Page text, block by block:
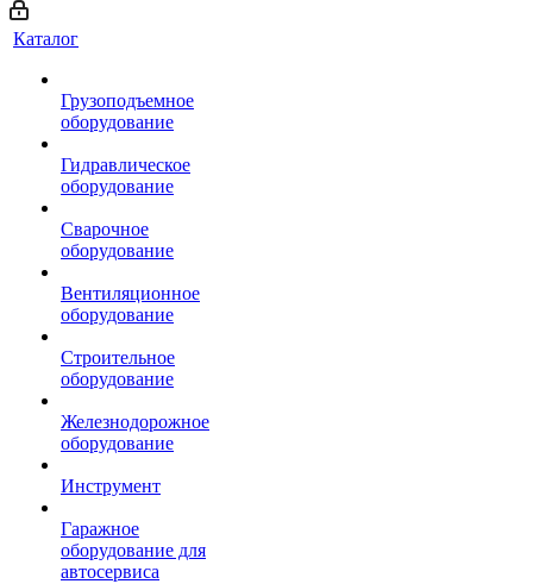
Каталог
Грузоподъемное
оборудование
Гидравлическое
оборудование
Сварочное
оборудование
Вентиляционное
оборудование
Строительное
оборудование
Железнодорожное
оборудование
Инструмент
Гаражное
оборудование для
автосервиса